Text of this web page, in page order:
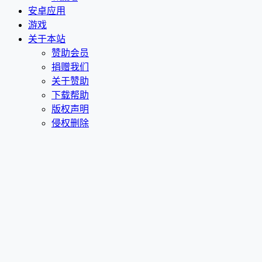
安卓应用
游戏
关于本站
赞助会员
捐赠我们
关于赞助
下载帮助
版权声明
侵权删除